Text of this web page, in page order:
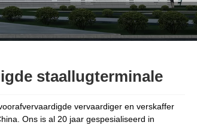
staallugterminale
vervaardiger en verskaffer
Ons is al 20 jaar gespesialiseerd in